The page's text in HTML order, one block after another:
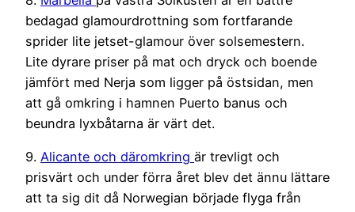
bedagad glamourdrottning som fortfarande
sprider lite jetset-glamour över solsemestern.
Lite dyrare priser på mat och dryck och boende
jämfört med Nerja som ligger på östsidan, men
att gå omkring i hamnen Puerto banus och
beundra lyxbåtarna är värt det.
9. Alicante och däromkring är trevligt och
prisvärt och under förra året blev det ännu lättare
att ta sig dit då Norwegian började flyga från